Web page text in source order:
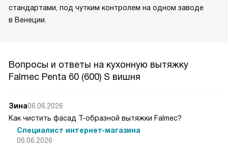
стандартами, под чутким контролем на одном заводе
в Венеции.
Вопросы и ответы на кухонную вытяжку
Falmec Penta 60 (600) S вишня
Зина06.06.2026
Как чистить фасад Т-образной вытяжки Falmec?
Специалист интернет-магазина
06.06.2026